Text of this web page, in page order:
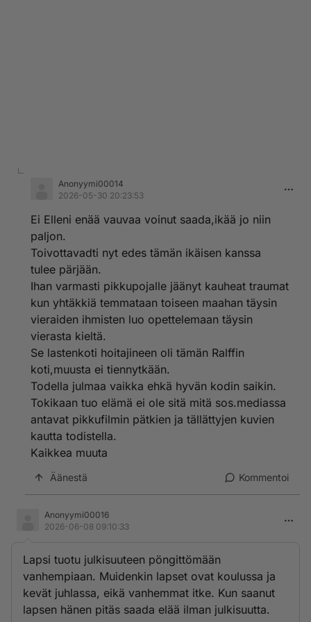
Anonyymi00014
2026-05-30 20:23:53
Ei Elleni enää vauvaa voinut saada,ikää jo niin
paljon.
Toivottavadti nyt edes tämän ikäisen kanssa
tulee pärjään.
Ihan varmasti pikkupojalle jäänyt kauheat traumat
kun yhtäkkiä temmataan toiseen maahan täysin
vieraiden ihmisten luo opettelemaan täysin
vierasta kieltä.
Se lastenkoti hoitajineen oli tämän Ralffin
koti,muusta ei tiennytkään.
Todella julmaa vaikka ehkä hyvän kodin saikin.
Tokikaan tuo elämä ei ole sitä mitä sos.mediassa
antavat pikkufilmin pätkien ja tällättyjen kuvien
kautta todistella.
Kaikkea muuta
Äänestä Kommentoi
Anonyymi00016
2026-06-08 09:10:33
Lapsi tuotu julkisuuteen pöngittömään
vanhempiaan. Muidenkin lapset ovat koulussa ja
kevät juhlassa, eikä vanhemmat itke. Kun saanut
lapsen hänen pitäs saada elää ilman julkisuutta.